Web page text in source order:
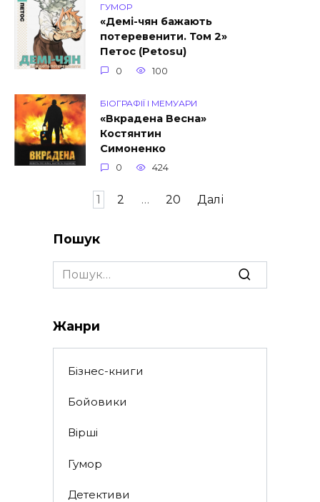
ГУМОР
«Демі-чян бажають
потеревенити. Том 2»
Петос (Petosu)
0 100
БІОГРАФІЇ І МЕМУАРИ
«Вкрадена Весна»
Костянтин
Симоненко
0 424
1 2 … 20 Далі
Пошук
Search
for:
Жанри
Бізнес-книги
Бойовики
Вірші
Гумор
Детективи